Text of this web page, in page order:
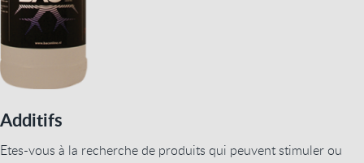
Additifs
Etes-vous à la recherche de produits qui peuvent stimuler ou